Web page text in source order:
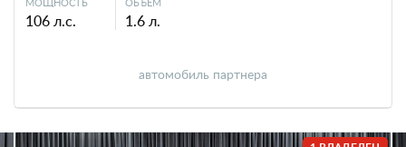
106 л.с. 1.6 л.
автомобиль партнера